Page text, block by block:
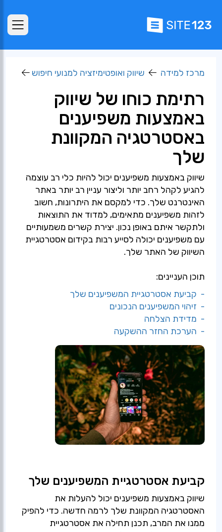
מרכז למידה שיווק ואופטימיזציה למנועי חיפוש
רתימת כוחו של שיווק
באמצעות משפיענים
באסטרטגיה המקוונת
שלך
שיווק באמצעות משפיענים יכול להיות כלי רב עוצמה
להגיע לקהל רחב יותר וליצור עניין רב יותר באתר
האינטרנט שלך. כדי למקסם את היתרונות, חשוב
לזהות משפיענים מתאימים, למדוד את התוצאות
ולתקשר איתם באופן נכון. יצירת קשרים משמעותיים
עם משפיענים יכולה לסייע רבות בקידום אסטרטגיית
השיווק של האתר שלך.
תוכן העניינים:
- קביעת אסטרטגיית המשפיענים שלך
- זיהוי המשפיענים הנכונים
- מדידת הצלחה
- הערכת החזר ההשקעה
קביעת אסטרטגיית המשפיענים שלך
שיווק באמצעות משפיענים יכול להעלות את
האסטרטגיה המקוונת שלך לרמה חדשה. כדי להפיק
ממנו את המרב, תכנן תחילה את אסטרטגיית